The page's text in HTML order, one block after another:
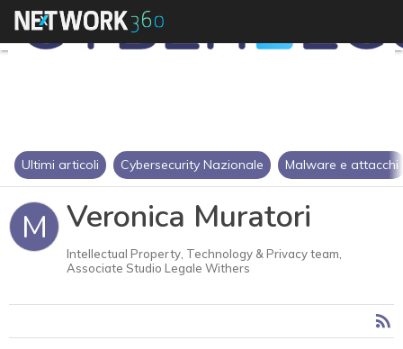
Ultimi articoli Cybersecurity Nazionale Malware e attacchi
M Veronica Muratori
Intellectual Property, Technology & Privacy team,
Associate Studio Legale Withers